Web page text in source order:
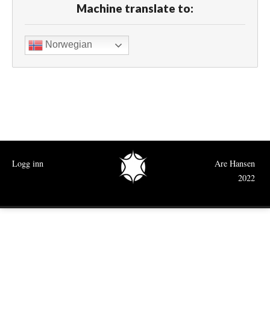
Machine translate to:
Norwegian
Logg inn
Are Hansen
2022